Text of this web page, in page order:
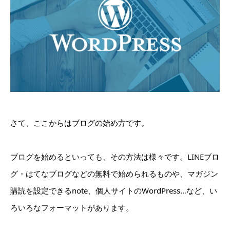
さて、ここからはブログの始め方です。
ブログを始めるといっても、その方法は様々です。LINEブロ
グ・はてなブログなどの無料で始められるものや、マガジン
購読を設定できるnote、個人サイトのWordPress…など、い
ろいろなフォーマットがあります。